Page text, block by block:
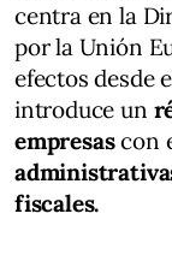
centra en la
por la Unión
efectos desde
introduce un
empresascon
fiscales.